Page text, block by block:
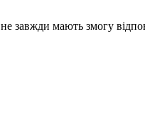
завжди мають змогу